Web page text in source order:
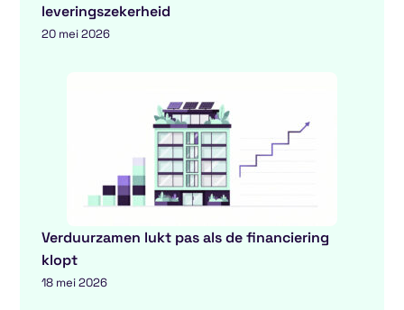
leveringszekerheid
20 mei 2026
Verduurzamen lukt pas als de financiering
klopt
18 mei 2026